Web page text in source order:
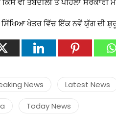
ਵੀ ਤਬਦੀਲੀ ਤੋਂ ਪਹਿਲਾਂ ਸਰਕਾਰੀ
ਖੇਤਰ ਵਿੱਚ ਇੱਕ ਨਵੇਂ ਯੁੱਗ ਦੀ
News Latest News
Today News